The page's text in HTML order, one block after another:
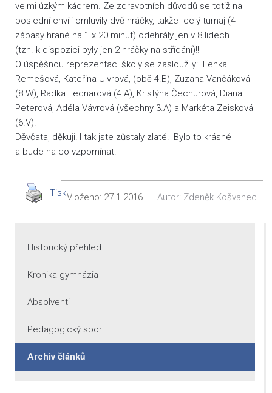
velmi úzkým kádrem. Ze zdravotních důvodů se totiž na
poslední chvíli omluvily dvě hráčky, takže celý turnaj (4
zápasy hrané na 1 x 20 minut) odehrály jen v 8 lidech
(tzn. k dispozici byly jen 2 hráčky na střídání)!!
O úspěšnou reprezentaci školy se zasloužily: Lenka
Remešová, Kateřina Ulvrová, (obě 4.B), Zuzana Vančáková
(8.W), Radka Lecnarová (4.A), Kristýna Čechurová, Diana
Peterová, Adéla Vávrová (všechny 3.A) a Markéta Zeisková
(6.V).
Děvčata, děkuji! I tak jste zůstaly zlaté! Bylo to krásné
a bude na co vzpomínat.
TiskVloženo: 27.1.2016 Autor: Zdeněk Košvanec
Historický přehled
Kronika gymnázia
Absolventi
Pedagogický sbor
Archiv článků